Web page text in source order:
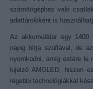
számítógéphez való
adattárolóként is
Az akkumulátor egy 1400
napig bírja szuflával, de
nyomkodni, amíg estére le
kijelző AMOLED, hiszen
régebbi technológiákkal